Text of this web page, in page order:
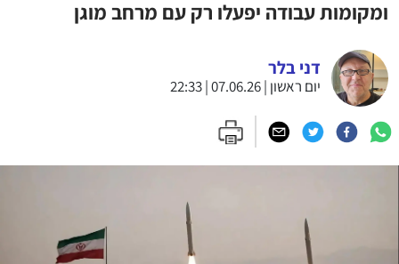
ומקומות עבודה יפעלו רק עם מרחב מוגן
דני בלר
יום ראשון | 07.06.26 | 22:33